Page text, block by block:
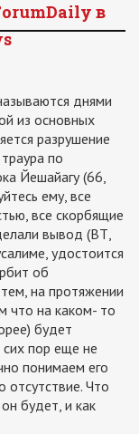
в
днями
из основных
разрушение
по
Йешайагу (66,
ему, все
все скорбящие
вывод (ВТ,
удостоится
об
на протяжении
что на каком- то
будет
пор еще не
понимаем его
отсутствие. Что
будет, и как